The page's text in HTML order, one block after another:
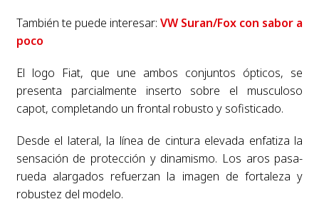
También te puede interesar: VW Suran/Fox con sabor a
poco
El logo Fiat, que une ambos conjuntos ópticos, se
presenta parcialmente inserto sobre el musculoso
capot, completando un frontal robusto y sofisticado.
Desde el lateral, la línea de cintura elevada enfatiza la
sensación de protección y dinamismo. Los aros pasa-
rueda alargados refuerzan la imagen de fortaleza y
robustez del modelo.